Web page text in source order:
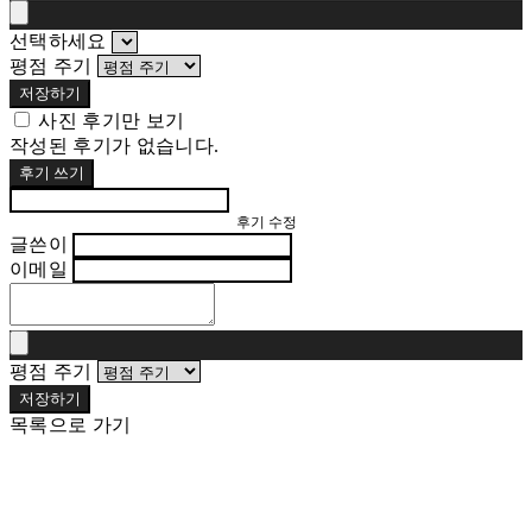
선택하세요
평점 주기
저장하기
사진 후기만 보기
작성된 후기가 없습니다.
후기 쓰기
후기 수정
글쓴이
이메일
평점 주기
저장하기
목록으로 가기